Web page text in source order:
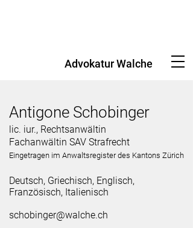
Advokatur Walche
Antigone Schobinger
lic. iur., Rechtsanwältin
Fachanwältin SAV Strafrecht
Eingetragen im Anwaltsregister des Kantons Zürich
Deutsch, Griechisch, Englisch,
Französisch, Italienisch​
schobinger@walche.ch